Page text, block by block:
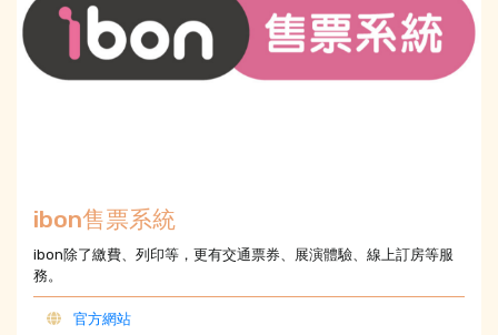
ibon售票系統
ibon除了繳費、列印等，更有交通票券、展演體驗、線上訂房等服
務。
官方網站